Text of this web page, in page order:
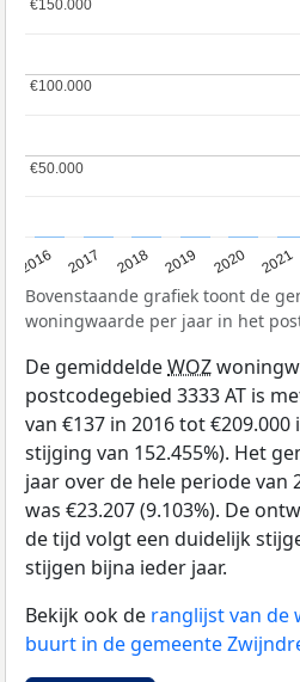
2016 2017 2018 2019 2020 2021
€50.000
€50.000
€100.000
€100.000
€150.000
€150.000
Bovenstaande grafiek toont de
woningwaarde per jaar in het
De gemiddeldeWOZ
postcodegebied 3333 AT is
van €137 in 2016 tot €209.000
stijging van 152.455%). Het
jaar over de hele periode van
was €23.207 (9.103%). De
de tijd volgt een duidelijk
stijgen bijna ieder jaar.
Bekijk ook de ranglijst van de
buurt in de gemeente